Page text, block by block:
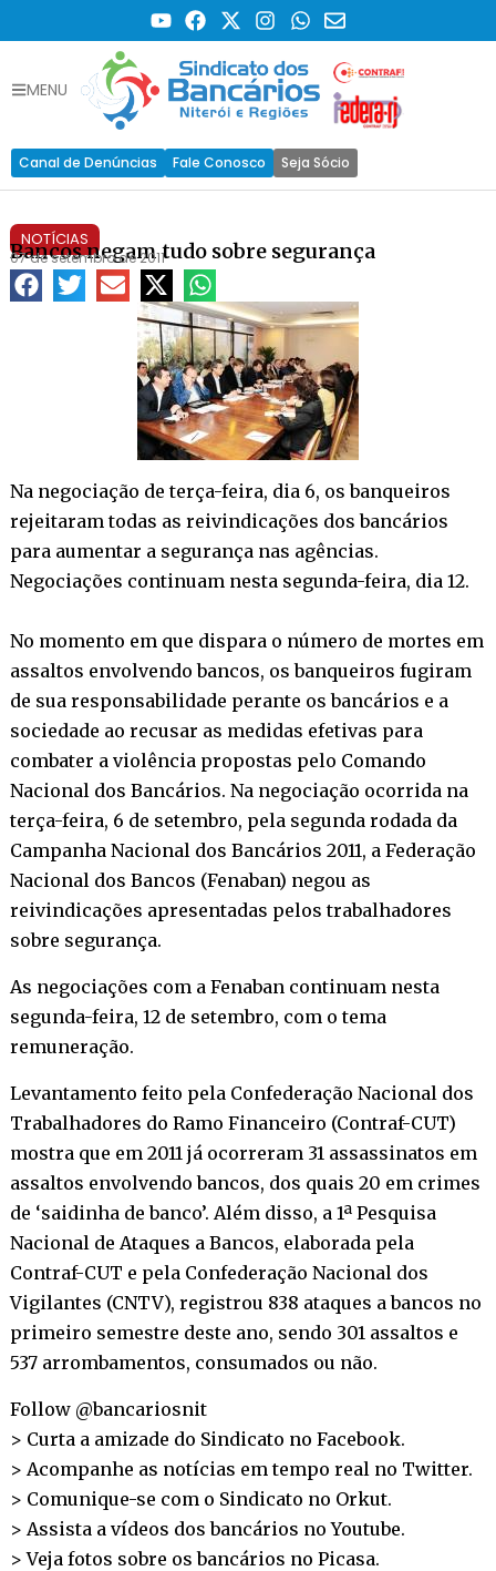
MENU
Canal de Denúncias Fale Conosco Seja Sócio
NOTÍCIAS
Bancos negam tudo sobre segurança
07 de setembro de 2011
Na negociação de terça-feira, dia 6, os banqueiros
rejeitaram todas as reivindicações dos bancários
para aumentar a segurança nas agências.
Negociações continuam nesta segunda-feira, dia 12.
No momento em que dispara o número de mortes em
assaltos envolvendo bancos, os banqueiros fugiram
de sua responsabilidade perante os bancários e a
sociedade ao recusar as medidas efetivas para
combater a violência propostas pelo Comando
Nacional dos Bancários. Na negociação ocorrida na
terça-feira, 6 de setembro, pela segunda rodada da
Campanha Nacional dos Bancários 2011, a Federação
Nacional dos Bancos (Fenaban) negou as
reivindicações apresentadas pelos trabalhadores
sobre segurança.
As negociações com a Fenaban continuam nesta
segunda-feira, 12 de setembro, com o tema
remuneração.
Levantamento feito pela Confederação Nacional dos
Trabalhadores do Ramo Financeiro (Contraf-CUT)
mostra que em 2011 já ocorreram 31 assassinatos em
assaltos envolvendo bancos, dos quais 20 em crimes
de ‘saidinha de banco’. Além disso, a 1ª Pesquisa
Nacional de Ataques a Bancos, elaborada pela
Contraf-CUT e pela Confederação Nacional dos
Vigilantes (CNTV), registrou 838 ataques a bancos no
primeiro semestre deste ano, sendo 301 assaltos e
537 arrombamentos, consumados ou não.
Follow @bancariosnit
> Curta a amizade do Sindicato no Facebook.
> Acompanhe as notícias em tempo real no Twitter.
> Comunique-se com o Sindicato no Orkut.
> Assista a vídeos dos bancários noYoutube.
> Veja fotos sobre os bancários no Picasa.